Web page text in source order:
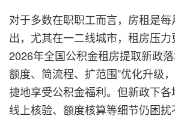
对于多数在职职工而言，房租是
出，尤其在一二线城市，租房压力
2026年全国公积金租房提取新政
额度、简流程、扩范围”优化升级
捷地享受公积金福利。但新政下各
线上核验、额度核算等细节仍困